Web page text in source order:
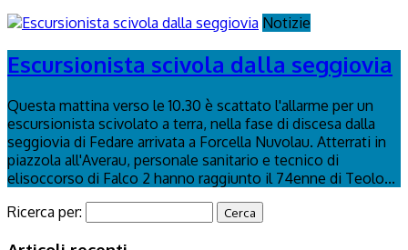
Notizie
Escursionista scivola dalla seggiovia
Questa mattina verso le 10.30 è scattato l'allarme per un
escursionista scivolato a terra, nella fase di discesa dalla
seggiovia di Fedare arrivata a Forcella Nuvolau. Atterrati in
piazzola all'Averau, personale sanitario e tecnico di
elisoccorso di Falco 2 hanno raggiunto il 74enne di Teolo...
Ricerca per: